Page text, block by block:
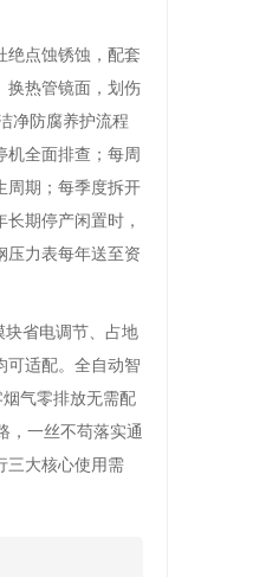
绝点蚀锈蚀，配套
换热管镜面，划伤
净防腐养护流程
机全面排查；每周
周期；每季度拆开
期停产闲置时，
压力表每年送至资
省电调节、占地
可适配。全自动智
气零排放无需配
，一丝不苟落实通
三大核心使用需